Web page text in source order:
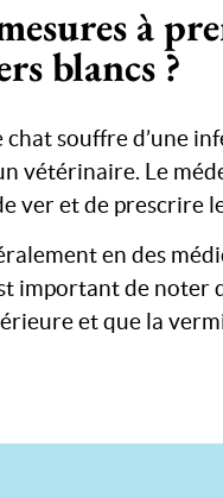
à
blancs ?
chat souffre d’une
vétérinaire. Le
ver et de prescrire
en des
important de noter
et que la